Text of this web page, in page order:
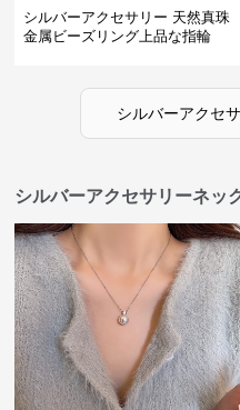
シルバーアクセサリー 天然真珠
金属ビーズリング上品な指輪
シルバーアクセ
シルバーアクセサリーネッ